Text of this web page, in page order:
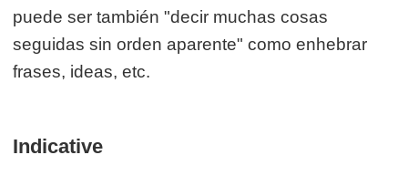
puede ser también "decir muchas cosas
seguidas sin orden aparente" como enhebrar
frases, ideas, etc.
Indicative